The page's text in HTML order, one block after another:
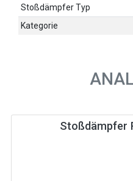
Stoßdämpfer Typ
Kategorie
Stoßdämpfer